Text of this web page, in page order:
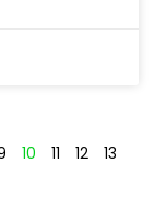
10 11 12
13